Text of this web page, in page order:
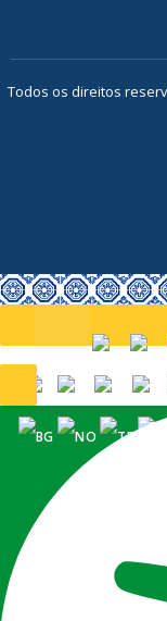
Todos os direitos